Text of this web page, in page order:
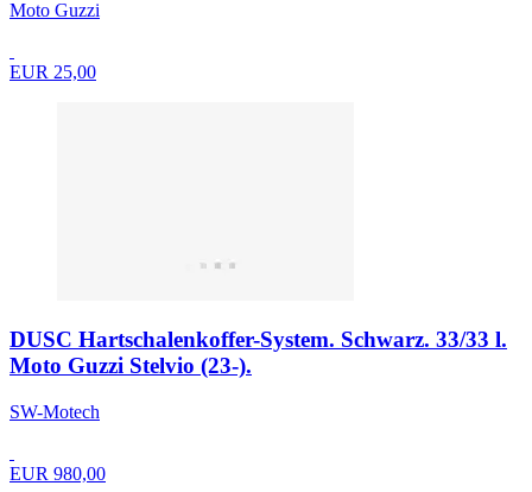
Moto Guzzi
EUR 25,00
DUSC Hartschalenkoffer-System. Schwarz. 33/33 l.
Moto Guzzi Stelvio (23-).
SW-Motech
EUR 980,00